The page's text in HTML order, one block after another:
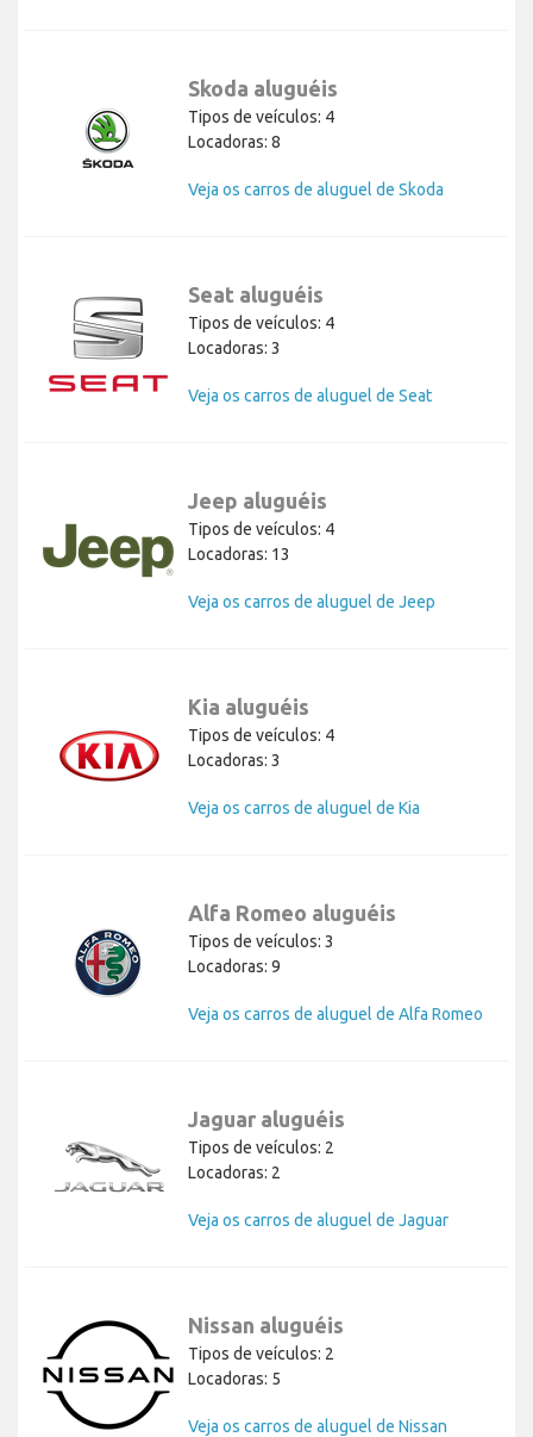
Skoda aluguéis
Tipos de veículos: 4
Locadoras: 8
Veja os carros de aluguel de Skoda
Seat aluguéis
Tipos de veículos: 4
Locadoras: 3
Veja os carros de aluguel de Seat
Jeep aluguéis
Tipos de veículos: 4
Locadoras: 13
Veja os carros de aluguel de Jeep
Kia aluguéis
Tipos de veículos: 4
Locadoras: 3
Veja os carros de aluguel de Kia
Alfa Romeo aluguéis
Tipos de veículos: 3
Locadoras: 9
Veja os carros de aluguel de Alfa Romeo
Jaguar aluguéis
Tipos de veículos: 2
Locadoras: 2
Veja os carros de aluguel de Jaguar
Nissan aluguéis
Tipos de veículos: 2
Locadoras: 5
Veja os carros de aluguel de Nissan